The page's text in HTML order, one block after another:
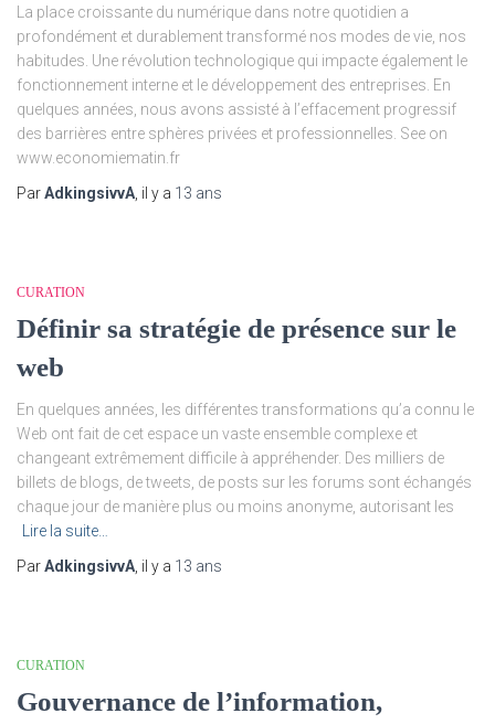
La place croissante du numérique dans notre quotidien a
profondément et durablement transformé nos modes de vie, nos
habitudes. Une révolution technologique qui impacte également le
fonctionnement interne et le développement des entreprises. En
quelques années, nous avons assisté à l’effacement progressif
des barrières entre sphères privées et professionnelles. See on
www.economiematin.fr
ParAdkingsivvA , il y a 13 ans
CURATION
Définir sa stratégie de présence sur le
web
En quelques années, les différentes transformations qu’a connu le
Web ont fait de cet espace un vaste ensemble complexe et
changeant extrêmement difficile à appréhender. Des milliers de
billets de blogs, de tweets, de posts sur les forums sont échangés
chaque jour de manière plus ou moins anonyme, autorisant les
Lire la suite…
ParAdkingsivvA , il y a 13 ans
CURATION
Gouvernance de l’information,